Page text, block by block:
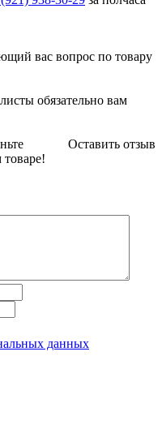
вас вопрос по товару
обязательно вам
Оставить отзыв
данных